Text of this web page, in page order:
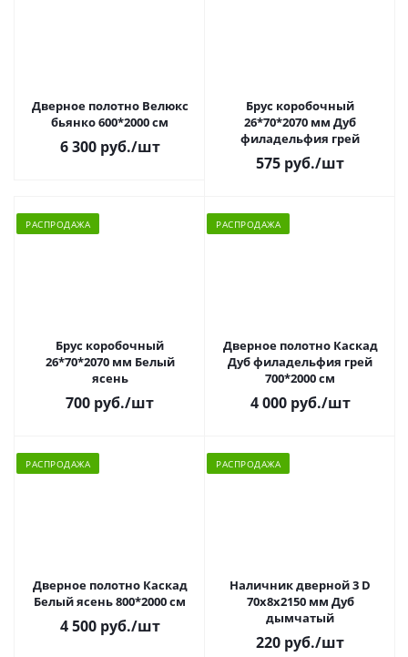
Дверное полотно Велюкс
бьянко 600*2000 см
6 300 руб./шт
Брус коробочный
26*70*2070 мм Дуб
филадельфия грей
575 руб./шт
РАСПРОДАЖА
Брус коробочный
26*70*2070 мм Белый
ясень
700 руб./шт
РАСПРОДАЖА
Дверное полотно Каскад
Дуб филадельфия грей
700*2000 см
4 000 руб./шт
РАСПРОДАЖА
Дверное полотно Каскад
Белый ясень 800*2000 см
4 500 руб./шт
РАСПРОДАЖА
Наличник дверной 3 D
70х8х2150 мм Дуб
дымчатый
220 руб./шт